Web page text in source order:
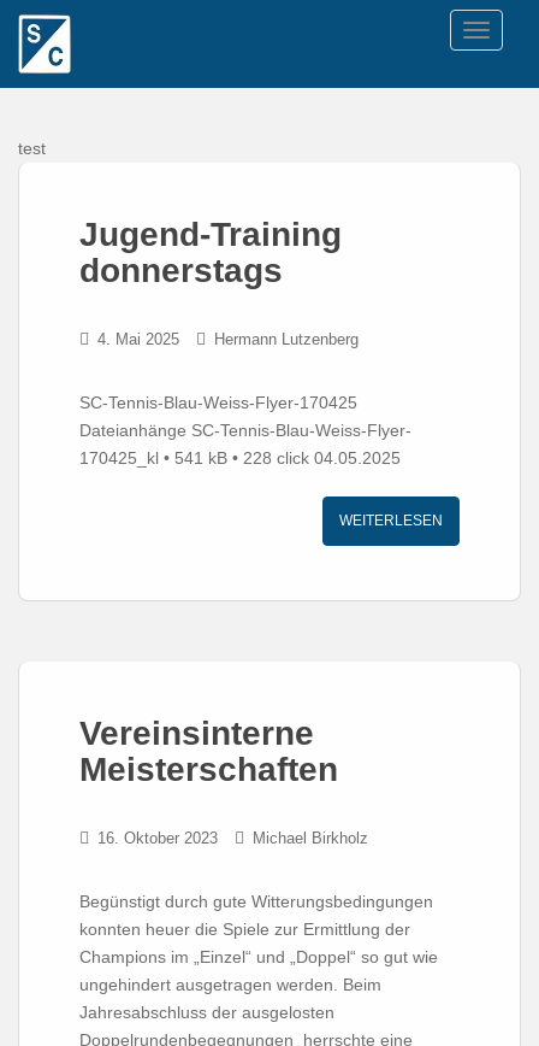
test
Jugend-Training
donnerstags
4. Mai 2025 Hermann Lutzenberg
SC-Tennis-Blau-Weiss-Flyer-170425
Dateianhänge SC-Tennis-Blau-Weiss-Flyer-
170425_kl • 541 kB • 228 click 04.05.2025
WEITERLESEN
Vereinsinterne
Meisterschaften
16. Oktober 2023 Michael Birkholz
Begünstigt durch gute Witterungsbedingungen
konnten heuer die Spiele zur Ermittlung der
Champions im „Einzel“ und „Doppel“ so gut wie
ungehindert ausgetragen werden. Beim
Jahresabschluss der ausgelosten
Doppelrundenbegegnungen herrschte eine